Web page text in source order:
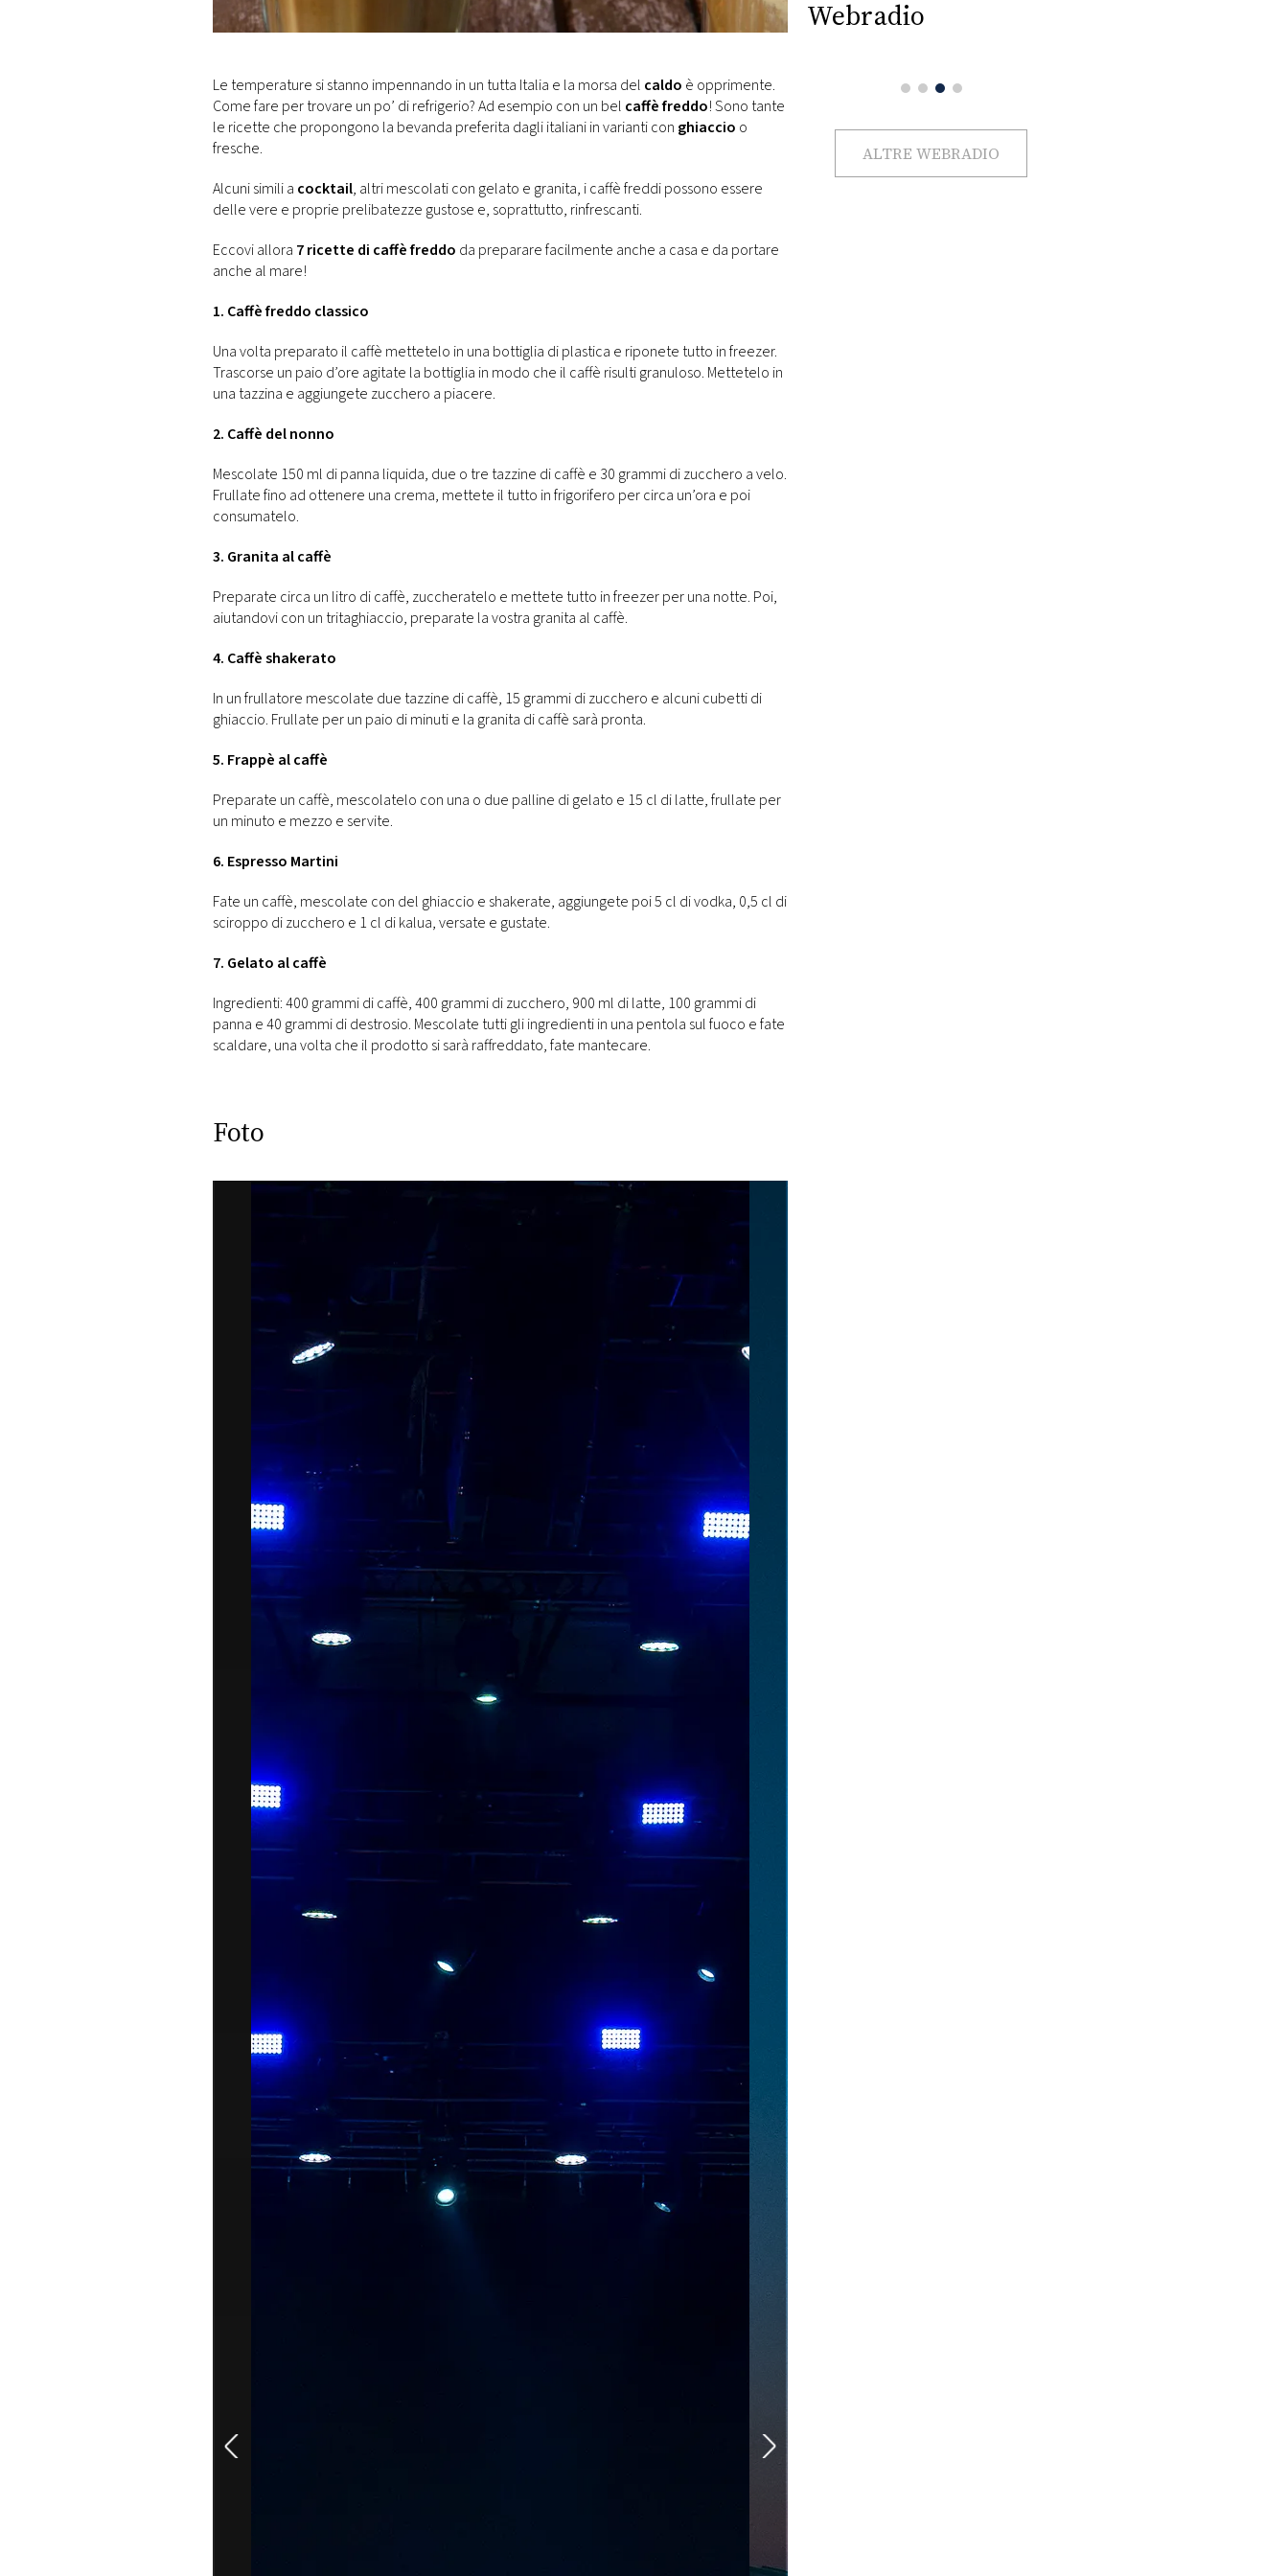
MONACO
RMC
CONSIGLIA
Le temperature si stanno impennando in un tutta Italia e la morsa del caldo è opprimente.
Come fare per trovare un po’ di refrigerio? Ad esempio con un bel caffèfreddo! Sono tante
le ricette che propongono la bevanda preferita dagli italiani in varianti con ghiaccio o
fresche.
Alcuni simili a cocktail, altri mescolati con gelato e granita, i caffè freddi possono essere
delle vere e proprie prelibatezze gustose e, soprattutto, rinfrescanti.
Eccovi allora 7 ricette di caffè freddo da preparare facilmente anche a casa e da portare
anche al mare!
1. Caffè freddo classico
Una volta preparato il caffè mettetelo in una bottiglia di plastica e riponete tutto in freezer.
Trascorse un paio d’ore agitate la bottiglia in modo che il caffè risulti granuloso. Mettetelo in
una tazzina e aggiungete zucchero a piacere.
2. Caffè del nonno
Mescolate 150 ml di panna liquida, due o tre tazzine di caffè e 30 grammi di zucchero a velo.
Frullate fino ad ottenere una crema, mettete il tutto in frigorifero per circa un’ora e poi
consumatelo.
3. Granita al caffè
Preparate circa un litro di caffè, zuccheratelo e mettete tutto in freezer per una notte. Poi,
aiutandovi con un tritaghiaccio, preparate la vostra granita al caffè.
4. Caffè shakerato
In un frullatore mescolate due tazzine di caffè, 15 grammi di zucchero e alcuni cubetti di
ghiaccio. Frullate per un paio di minuti e la granita di caffè sarà pronta.
5. Frappè al caffè
Preparate un caffè, mescolatelo con una o due palline di gelato e 15 cl di latte, frullate per
un minuto e mezzo e servite.
6. Espresso Martini
Fate un caffè, mescolate con del ghiaccio e shakerate, aggiungete poi 5 cl di vodka, 0,5 cl di
sciroppo di zucchero e 1 cl di kalua, versate e gustate.
7. Gelato al caffè
Ingredienti: 400 grammi di caffè, 400 grammi di zucchero, 900 ml di latte, 100 grammi di
panna e 40 grammi di destrosio. Mescolate tutti gli ingredienti in una pentola sul fuoco e fate
scaldare, una volta che il prodotto si sarà raffreddato, fate mantecare.
Foto
Webradio
ALTRE WEBRADIO